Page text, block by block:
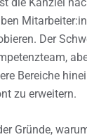
Der
Bereiche
zu erweitern.
Gründe,